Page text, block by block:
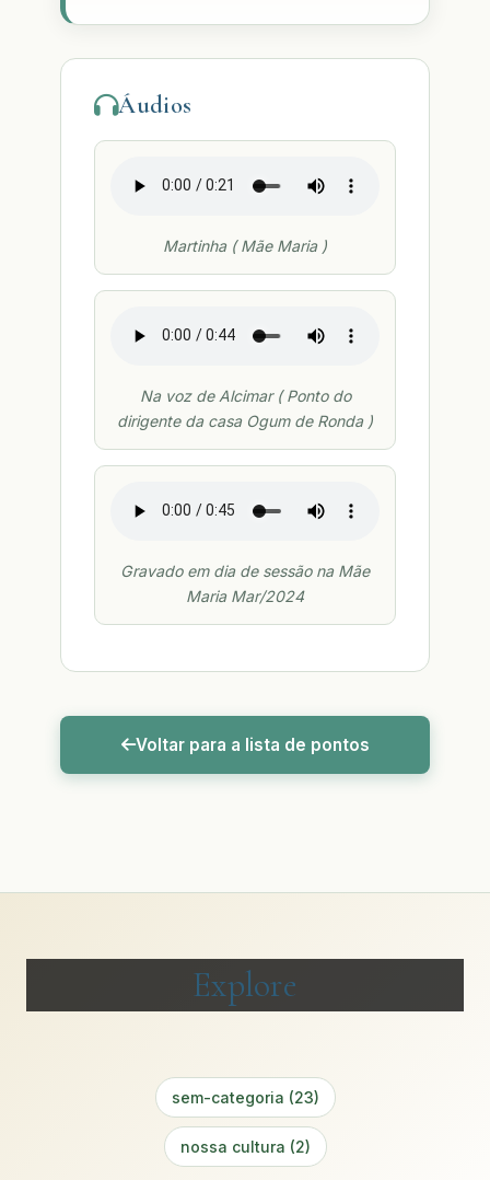
Áudios
Martinha ( Mãe Maria )
Na voz de Alcimar ( Ponto do
dirigente da casa Ogum de Ronda )
Gravado em dia de sessão na Mãe
Maria Mar/2024
Voltar para a lista de pontos
Explore
sem-categoria (23)
nossa cultura (2)